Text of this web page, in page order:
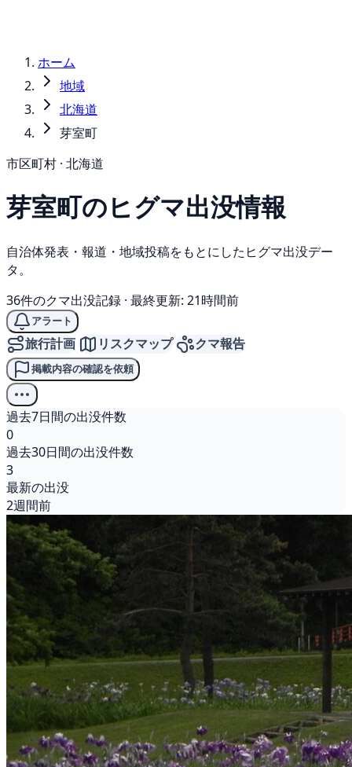
ホーム
地域
北海道
芽室町
市区町村 · 北海道
芽室町のヒグマ出没情報
自治体発表・報道・地域投稿をもとにしたヒグマ出没デー
タ。
36件のクマ出没記録 · 最終更新: 21時間前
アラート
旅行計画 リスクマップ クマ報告
掲載内容の確認を依頼
過去7日間の出没件数
0
過去30日間の出没件数
3
最新の出没
2週間前